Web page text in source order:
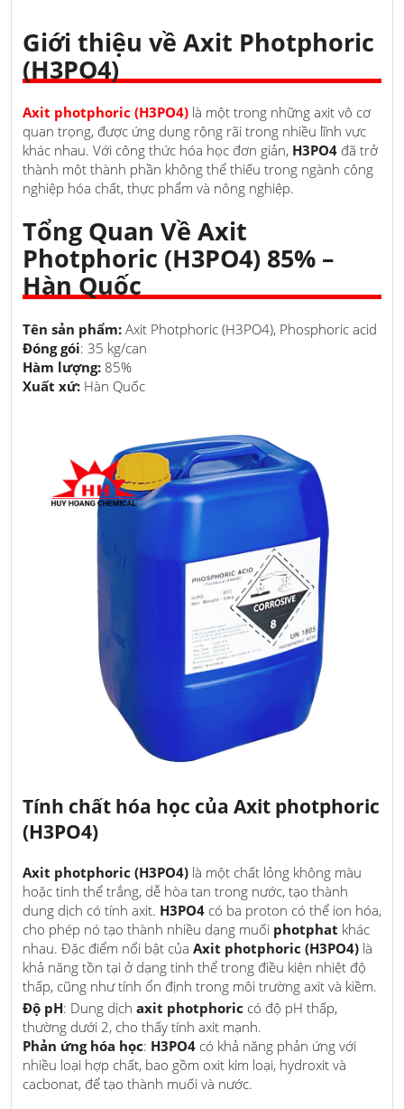
Giới thiệu về Axit Photphoric
(H3PO4)
Axit photphoric (H3PO4) là một trong những axit vô cơ
quan trọng, được ứng dụng rộng rãi trong nhiều lĩnh vực
khác nhau. Với công thức hóa học đơn giản, H3PO4 đã trở
thành một thành phần không thể thiếu trong ngành công
nghiệp hóa chất, thực phẩm và nông nghiệp.
Tổng Quan Về Axit
Photphoric (H3PO4) 85% –
Hàn Quốc
Tên sản phẩm: Axit Photphoric (H3PO4), Phosphoric acid
Đóng gói: 35 kg/can
Hàm lượng: 85%
Xuất xứ: Hàn Quốc
Tính chất hóa học của Axit photphoric
(H3PO4)
Axit photphoric (H3PO4) là một chất lỏng không màu
hoặc tinh thể trắng, dễ hòa tan trong nước, tạo thành
dung dịch có tính axit. H3PO4 có ba proton có thể ion hóa,
cho phép nó tạo thành nhiều dạng muối photphat khác
nhau. Đặc điểm nổi bật của Axit photphoric (H3PO4) là
khả năng tồn tại ở dạng tinh thể trong điều kiện nhiệt độ
thấp, cũng như tính ổn định trong môi trường axit và kiềm.
Độ pH: Dung dịch axit photphoric có độ pH thấp,
thường dưới 2, cho thấy tính axit mạnh.
Phản ứng hóa học: H3PO4 có khả năng phản ứng với
nhiều loại hợp chất, bao gồm oxit kim loại, hydroxit và
cacbonat, để tạo thành muối và nước.